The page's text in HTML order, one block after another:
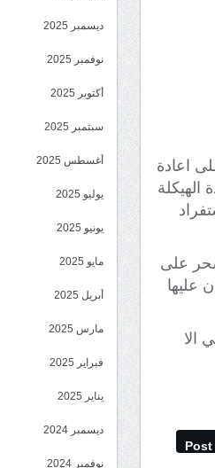
اعادة
الهيكلة
على
عليها
الا
Post
ديسمبر 2025
نوفمبر 2025
أكتوبر 2025
سبتمبر 2025
أغسطس 2025
يوليو 2025
يونيو 2025
مايو 2025
أبريل 2025
مارس 2025
فبراير 2025
يناير 2025
ديسمبر 2024
نوفمبر 2024